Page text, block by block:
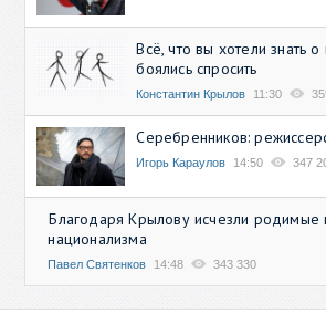
Всё, что вы хотели знать
боялись спросить
Константин Крылов 11:30
Серебренников:
Игорь Караулов 14:50 347
Благодаря Крылову исчезли родимые
национализма
Павел Святенков 14:48 343 330